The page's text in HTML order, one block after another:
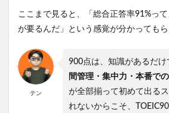
ここまで見ると、「総合正答率91%っ
が要るんだ」という感覚が分かってもら
テン
900点は、知識があるだけ
間管理・集中力・本番で
が全部揃って初めて出る
れないからこそ、